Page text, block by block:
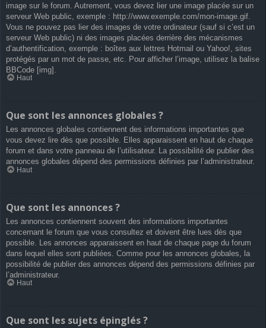
image sur le forum. Autrement, vous devez lier une image placée sur un
serveur Web public, exemple : http://www.exemple.com/mon-image.gif.
Vous ne pouvez pas lier des images de votre ordinateur (sauf si c’est un
serveur Web public) ni des images placées derrière des mécanismes
d’authentification, exemple : boîtes aux lettres Hotmail ou Yahoo!, sites
protégés par un mot de passe, etc. Pour afficher l’image, utilisez la balise
BBCode [img].
Haut
Que sont les annonces globales ?
Les annonces globales contiennent des informations importantes que
vous devez lire dès que possible. Elles apparaissent en haut de chaque
forum et dans votre panneau de l’utilisateur. La possibilité de publier des
annonces globales dépend des permissions définies par l’administrateur.
Haut
Que sont les annonces ?
Les annonces contiennent souvent des informations importantes
concernant le forum que vous consultez et doivent être lues dès que
possible. Les annonces apparaissent en haut de chaque page du forum
dans lequel elles sont publiées. Comme pour les annonces globales, la
possibilité de publier des annonces dépend des permissions définies par
l’administrateur.
Haut
Que sont les sujets épinglés ?